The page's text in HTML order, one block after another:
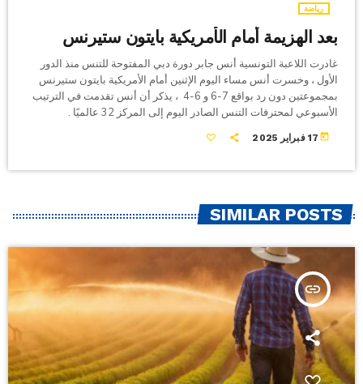
رياضة
بعد الهزيمة أمام الأمريكية بايتون ستيرنس
غادرت اللاعبة التونسية أنس جابر دورة دبي المفتوحة للتنس منذ الدور
الأول ، وخسرت أنس مساء اليوم الإثنين أمام الأمريكية بايتون ستيرنس
بمجموعتين دون رد بواقع 7-6 و 6-4 ، يذكر أن أنس تقدمت في الترتيب
الأسبوعي لمحترفات التنس الصادر اليوم إلى المركز 32 عالميًا .
today 17 فبراير 2025
SIMILAR POSTS
insert_link